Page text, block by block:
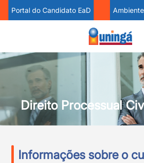
Portal do Candidato EaD
Direito Processual
Informações sobre o